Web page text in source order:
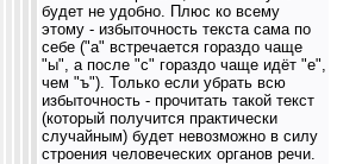
будет не удобно. Плюс ко всему
этому - избыточность текста сама по
себе ("а" встречается гораздо чаще
"ы", а после "c" гораздо чаще идёт "е",
чем "ъ"). Только если убрать всю
избыточность - прочитать такой текст
(который получится практически
случайным) будет невозможно в силу
строения человеческих органов речи.